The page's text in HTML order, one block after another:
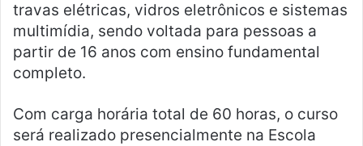
travas elétricas, vidros eletrônicos e sistemas
multimídia, sendo voltada para pessoas a
partir de 16 anos com ensino fundamental
completo.
Com carga horária total de 60 horas, o curso
será realizado presencialmente na Escola